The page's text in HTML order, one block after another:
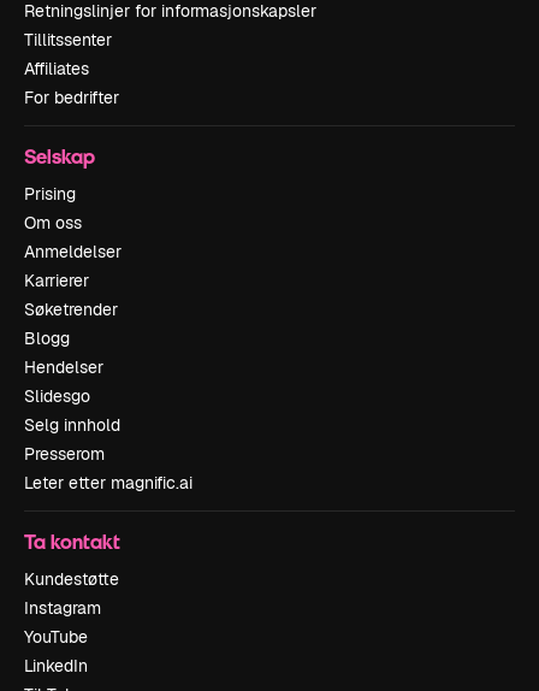
Retningslinjer for informasjonskapsler
Tillitssenter
Affiliates
For bedrifter
Selskap
Prising
Om oss
Anmeldelser
Karrierer
Søketrender
Blogg
Hendelser
Slidesgo
Selg innhold
Presserom
Leter etter magnific.ai
Ta kontakt
Kundestøtte
Instagram
YouTube
LinkedIn